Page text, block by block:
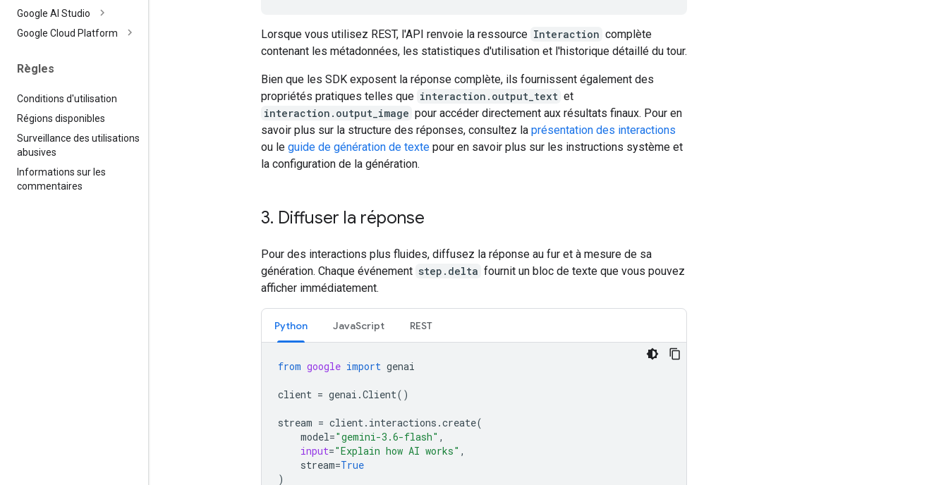
Google AI Studio
Google Cloud Platform
Règles
Conditions d'utilisation
Régions disponibles
Surveillance des utilisations
abusives
Informations sur les
commentaires
Lorsque vous utilisez REST, l'API renvoie la ressource Interaction complète
contenant les métadonnées, les statistiques d'utilisation et l'historique détaillé du tour.
Bien que les SDK exposent la réponse complète, ils fournissent également des
propriétés pratiques telles que interaction.output_text et
interaction.output_image pour accéder directement aux résultats finaux. Pour en
savoir plus sur la structure des réponses, consultez la présentation des interactions
ou le guide de génération de texte pour en savoir plus sur les instructions système et
la configuration de la génération.
3. Diffuser la réponse
Pour des interactions plus fluides, diffusez la réponse au fur et à mesure de sa
génération. Chaque événement step.delta fournit un bloc de texte que vous pouvez
afficher immédiatement.
Python JavaScript REST
from google import genai
client = genai .Client()
stream = client. interactions .create(
model="gemini-3.6-flash" ,
input="Explain how AI works" ,
stream=True
)